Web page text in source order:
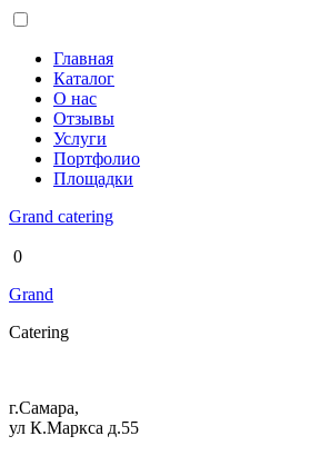
Главная
Каталог
О нас
Отзывы
Услуги
Портфолио
Площадки
Grand catering
0
Grand
Catering
г.Самара,
ул К.Маркса д.55